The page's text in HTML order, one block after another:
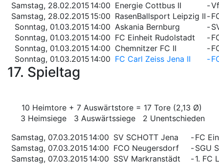
Samstag, 28.02.2015 14:00 Energie Cottbus II -
Samstag, 28.02.2015 15:00 RasenBallsport Leipzig II -
Sonntag, 01.03.2015 14:00 Askania Bernburg -
Sonntag, 01.03.2015 14:00 FC Einheit Rudolstadt -
Sonntag, 01.03.2015 14:00 Chemnitzer FC II -
Sonntag, 01.03.2015 14:00 FC Carl Zeiss Jena II -
17. Spieltag
10 Heimtore + 7 Auswärtstore = 17 Tore (2,13 Ø)
3 Heimsiege 3 Auswärtssiege 2 Unentschieden
Samstag, 07.03.2015 14:00 SV SCHOTT Jena -FC
Samstag, 07.03.2015 14:00 FCO Neugersdorf -SGU
Samstag, 07.03.2015 14:00 SSV Markranstädt -1. FC